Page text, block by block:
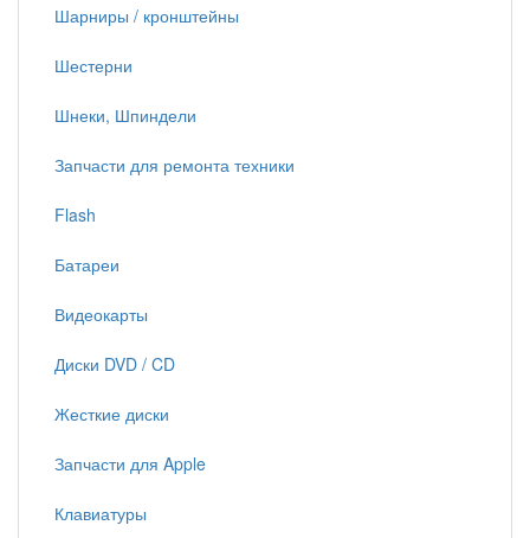
Шарниры / кронштейны
Шестерни
Шнеки, Шпиндели
Запчасти для ремонта техники
Flash
Батареи
Видеокарты
Диски DVD / CD
Жесткие диски
Запчасти для Apple
Клавиатуры